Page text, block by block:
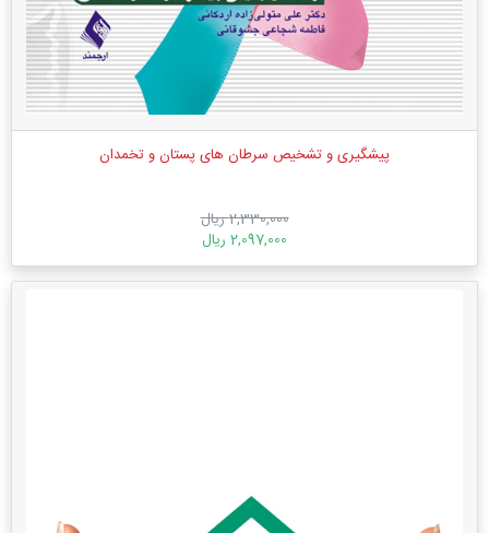
پیشگیری و تشخیص سرطان های پستان و تخمدان
2,330,000 ریال
2,097,000 ریال